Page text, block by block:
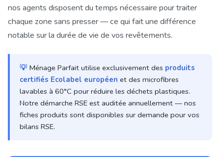
nos agents disposent du temps nécessaire pour traiter
chaque zone sans presser — ce qui fait une différence
notable sur la durée de vie de vos revêtements.
💡 Ménage Parfait utilise exclusivement des produits
certifiés Ecolabel européen et des microfibres
lavables à 60°C pour réduire les déchets plastiques.
Notre démarche RSE est auditée annuellement — nos
fiches produits sont disponibles sur demande pour vos
bilans RSE.